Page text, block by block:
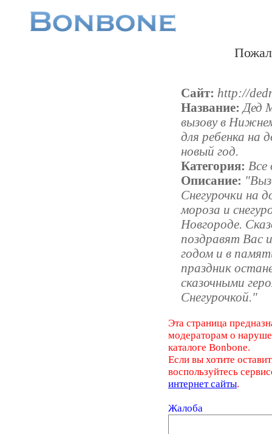
Сайт: http://
Название: Дед
вызову в
для ребенка на
новый год.
Категория: Все
Описание:
Снегурочки на
мороза и
Новгороде.
поздравят Вас
годом и в
праздник
сказочными
Снегурочкой."
Эта страница
модераторам о
каталоге Bonbone.
Если вы хотите
воспользуйтесь
интернет сайты.
Жалоба